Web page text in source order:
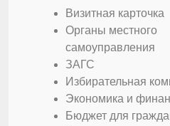
Визитная карточка
Органы местного
самоуправления
ЗАГС
Избирательная
Экономика и
Бюджет для